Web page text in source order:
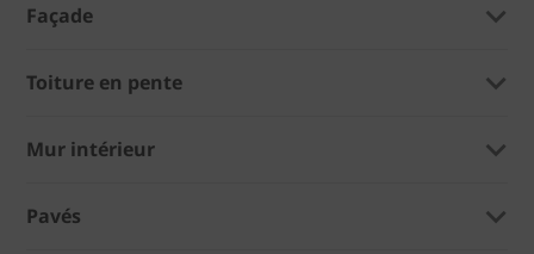
Façade
Toiture en pente
Mur intérieur
Pavés